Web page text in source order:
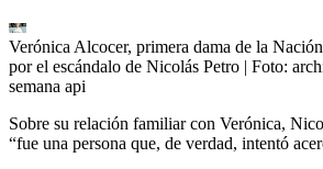
Verónica Alcocer, primera dama de la
por el escándalo de Nicolás Petro | Foto:
semana api
Sobre su relación familiar con Verónica,
“fue una persona que, de verdad, intentó